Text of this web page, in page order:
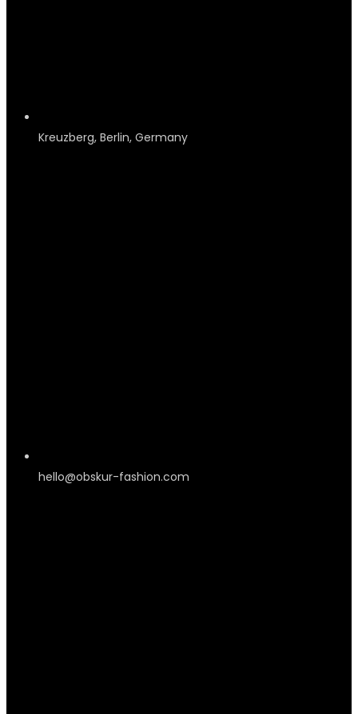
Kreuzberg, Berlin, Germany
hello@obskur-fashion.com